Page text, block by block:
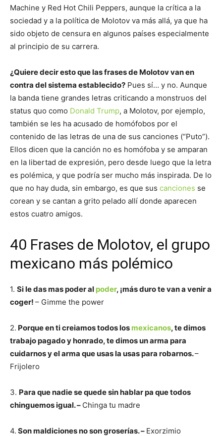
Machine y Red Hot Chili Peppers, aunque la crítica a la
sociedad y a la política de Molotov va más allá, ya que ha
sido objeto de censura en algunos países especialmente
al principio de su carrera.
¿Quiere decir esto que las frases de Molotov van en
contra del sistema establecido? Pues sí… y no. Aunque
la banda tiene grandes letras criticando a monstruos del
status quo como Donald Trump, a Molotov, por ejemplo,
también se les ha acusado de homófobos por el
contenido de las letras de una de sus canciones (“Puto”).
Ellos dicen que la canción no es homófoba y se amparan
en la libertad de expresión, pero desde luego que la letra
es polémica, y que podría ser mucho más inspirada. De lo
que no hay duda, sin embargo, es que sus canciones se
corean y se cantan a grito pelado allí donde aparecen
estos cuatro amigos.
40 Frases de Molotov, el grupo
mexicano más polémico
1. Si le das mas poder al poder, ¡más duro te van a venir a
coger! – Gimme the power
2. Porque en ti creiamos todos los mexicanos, te dimos
trabajo pagado y honrado, te dimos un arma para
cuidarnos y el arma que usas la usas para robarnos.–
Frijolero
3. Para que nadie se quede sin hablar pa que todos
chinguemos igual. – Chinga tu madre
4. Son maldiciones no son groserías. – Exorzimio